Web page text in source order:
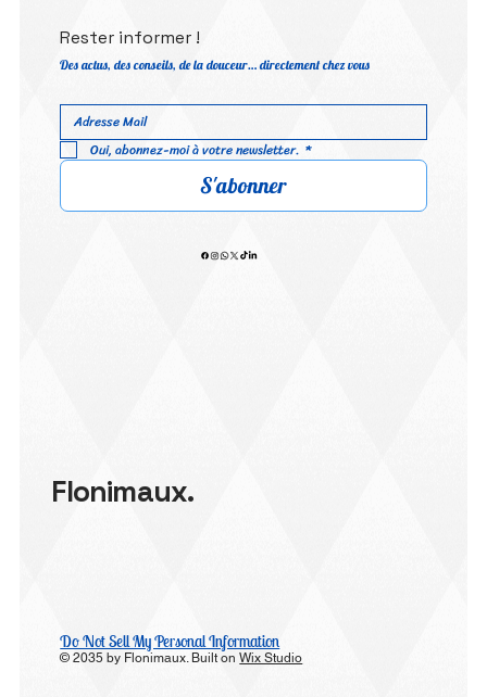
Rester informer !
Des actus, des conseils, de la douceur… directement chez vous
Oui, abonnez-moi à votre newsletter. *
S'abonner
Flonimaux.
Do Not Sell My Personal Information
© 2035 by Flonimaux. Built onWix Studio